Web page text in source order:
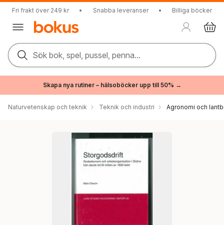
Fri frakt över 249 kr • Snabba leveranser • Billiga böcker
Sök bok, spel, pussel, penna...
Skapa nya rutiner – hälsoböcker upp till 50% →
Naturvetenskap och teknik Teknik och industri Agronomi och